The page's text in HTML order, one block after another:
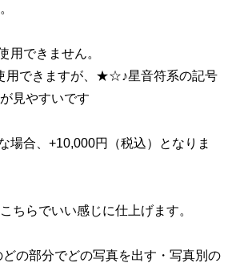
用できません。
用できますが、★☆♪星音符系の記号
見やすいです
場合、+10,000円（税込）となりま
ちらでいい感じに仕上げます。
の部分でどの写真を出す・写真別の